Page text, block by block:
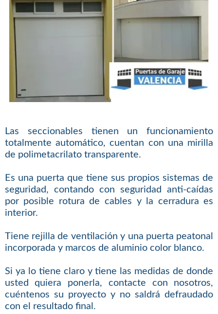
Las seccionables tienen un funcionamiento
totalmente automático, cuentan con una mirilla
de polimetacrilato transparente.
Es una puerta que tiene sus propios sistemas de
seguridad, contando con seguridad anti-caídas
por posible rotura de cables y la cerradura es
interior.
Tiene rejilla de ventilación y una puerta peatonal
incorporada y marcos de aluminio color blanco.
Si ya lo tiene claro y tiene las medidas de donde
usted quiera ponerla, contacte con nosotros,
cuéntenos su proyecto y no saldrá defraudado
con el resultado final.